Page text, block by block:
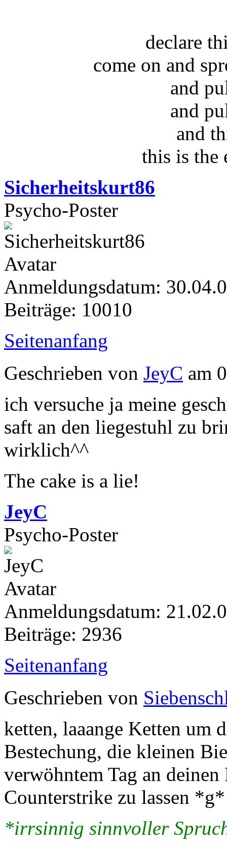
declare
come on and
and
and
and
this is the
Sicherheitskurt86
Psycho-Poster
Anmeldungsdatum:
Beiträge: 10010
Seitenanfang
Geschrieben von JeyC am
ich versuche ja meine
saft an den liegestuhl zu
wirklich^^
The cake is a lie!
JeyC
Psycho-Poster
Anmeldungsdatum:
Beiträge: 2936
Seitenanfang
Geschrieben von
ketten, laaange Ketten um
Bestechung, die kleinen
verwöhntem Tag an
Counterstrike zu lassen *g*
*irrsinnig sinnvoller